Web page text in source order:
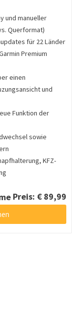
und manueller
Querformat)
für 22 Länder
Premium
einen
und
Funktion der
sowie
KFZ-
Preis: € 89,99